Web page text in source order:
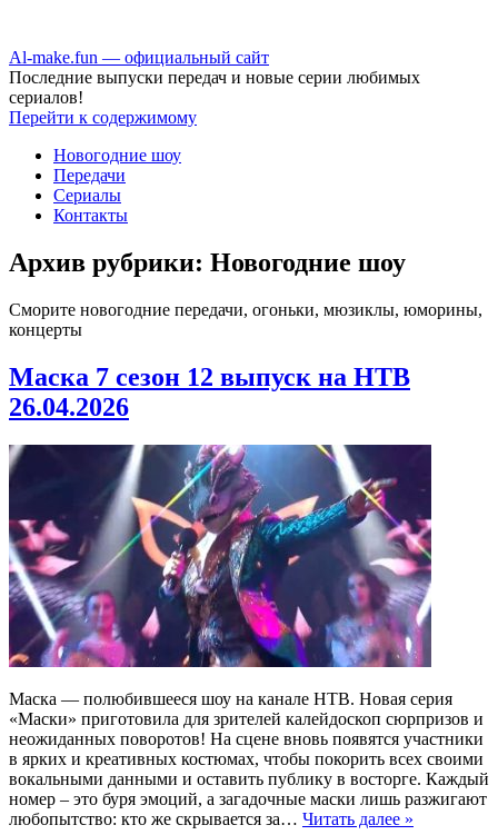
Аl-make.fun — официальный сайт
Последние выпуски передач и новые серии любимых
сериалов!
Перейти к содержимому
Новогодние шоу
Передачи
Сериалы
Контакты
Архив рубрики: Новогодние шоу
Сморите новогодние передачи, огоньки, мюзиклы, юморины,
концерты
Маска 7 сезон 12 выпуск на НТВ
26.04.2026
Маска — полюбившееся шоу на канале НТВ. Новая серия
«Маски» приготовила для зрителей калейдоскоп сюрпризов и
неожиданных поворотов! На сцене вновь появятся участники
в ярких и креативных костюмах, чтобы покорить всех своими
вокальными данными и оставить публику в восторге. Каждый
номер – это буря эмоций, а загадочные маски лишь разжигают
любопытство: кто же скрывается за… Читать далее »